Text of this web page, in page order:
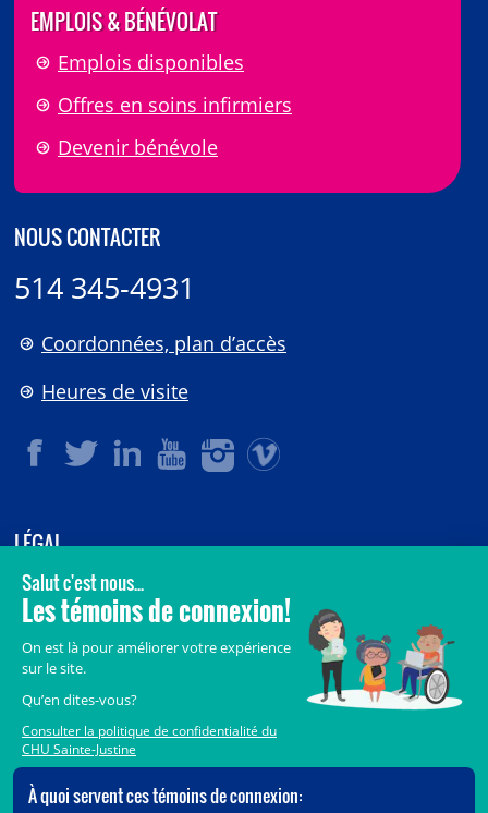
EMPLOIS & BÉNÉVOLAT
Emplois disponibles
Offres en soins infirmiers
Devenir bénévole
NOUS CONTACTER
514 345-4931
Coordonnées, plan d’accès
Heures de visite
LÉGAL
© 2006-2026CHU Sainte-Justine.
Tous droits réservés.
Crédits
Accès aux documents des organismes publics